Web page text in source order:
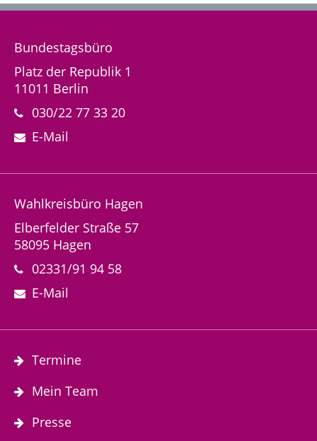
Bundestagsbüro
Platz der Republik 1
11011 Berlin
030/22 77 33 20
E-Mail
Wahlkreisbüro Hagen
Elberfelder Straße 57
58095 Hagen
02331/91 94 58
E-Mail
Termine
Mein Team
Presse